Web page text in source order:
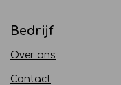
Bedrijf
Over ons
Contact